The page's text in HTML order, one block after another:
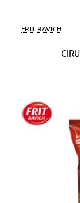
FRIT RAVICH